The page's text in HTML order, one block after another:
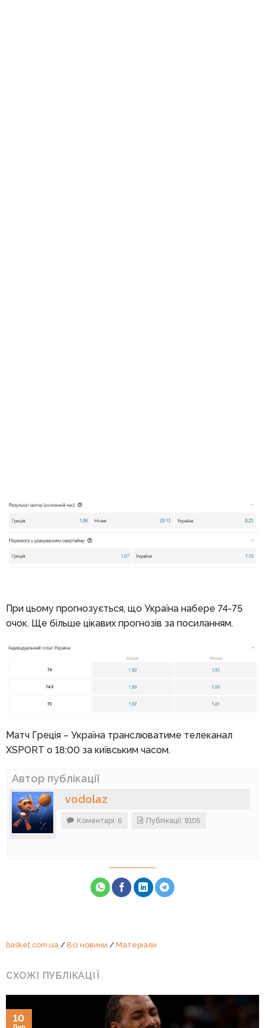
При цьому прогнозується, що Україна набере 74-75
очок. Ще більше цікавих прогнозів за посиланням.
Матч Греція – Україна транслюватиме телеканал
XSPORT о 18:00 за київським часом.
Автор публікації
vodolaz
Коментарі: 6 Публікації: 8105
basket.com.ua/ Всі новини / Матеріали
СХОЖІ ПУБЛІКАЦІЇ
10